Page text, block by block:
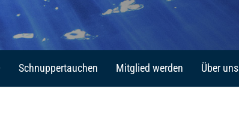
Schnuppertauchen Mitglied werden Über uns